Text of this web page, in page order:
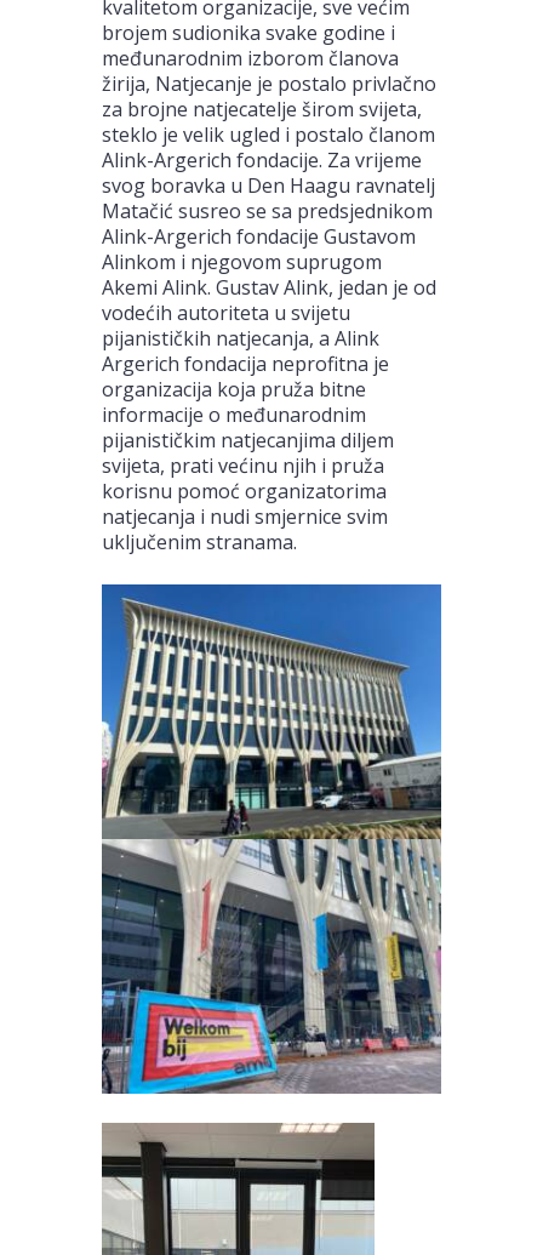
kvalitetom organizacije, sve većim
brojem sudionika svake godine i
međunarodnim izborom članova
žirija, Natjecanje je postalo privlačno
za brojne natjecatelje širom svijeta,
steklo je velik ugled i postalo članom
Alink-Argerich fondacije. Za vrijeme
svog boravka u Den Haagu ravnatelj
Matačić susreo se sa predsjednikom
Alink-Argerich fondacije Gustavom
Alinkom i njegovom suprugom
Akemi Alink. Gustav Alink, jedan je od
vodećih autoriteta u svijetu
pijanističkih natjecanja, a Alink
Argerich fondacija neprofitna je
organizacija koja pruža bitne
informacije o međunarodnim
pijanističkim natjecanjima diljem
svijeta, prati većinu njih i pruža
korisnu pomoć organizatorima
natjecanja i nudi smjernice svim
uključenim stranama.